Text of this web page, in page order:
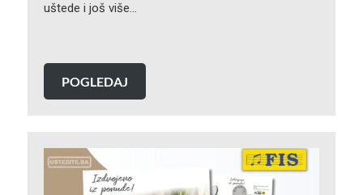
uštede i još više…
POGLEDAJ